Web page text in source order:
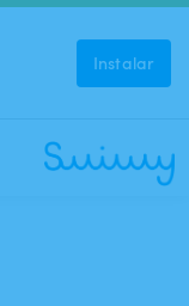
Instalar